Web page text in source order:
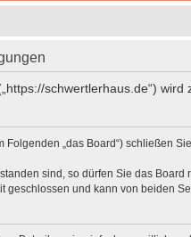
schwertlerhaus.de“)
Folgenden „das Board“) schließen
sind, so dürfen Sie das
geschlossen und kann von beiden